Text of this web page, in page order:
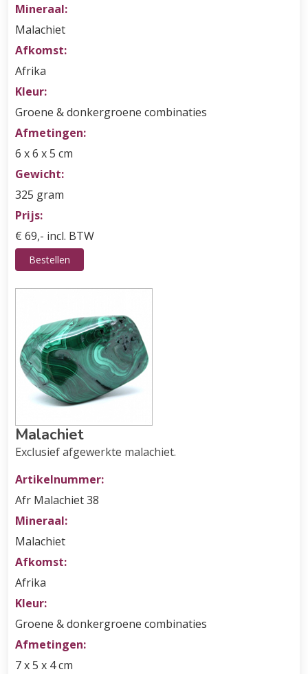
Mineraal:
Malachiet
Afkomst:
Afrika
Kleur:
Groene & donkergroene combinaties
Afmetingen:
6 x 6 x 5 cm
Gewicht:
325 gram
Prijs:
€ 69,- incl. BTW
Bestellen
Malachiet
Exclusief afgewerkte malachiet.
Artikelnummer:
Afr Malachiet 38
Mineraal:
Malachiet
Afkomst:
Afrika
Kleur:
Groene & donkergroene combinaties
Afmetingen:
7 x 5 x 4 cm